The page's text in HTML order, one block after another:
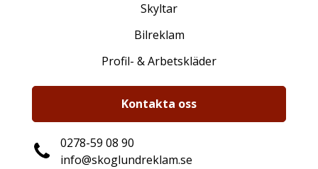
Skyltar
Bilreklam
Profil- & Arbetskläder
Kontakta oss
0278-59 08 90
info@skoglundreklam.se